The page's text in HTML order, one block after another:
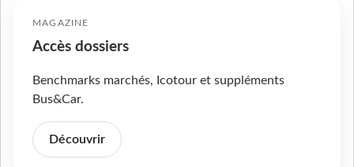
MAGAZINE
Accès dossiers
Benchmarks marchés, Icotour et suppléments
Bus&Car.
Découvrir